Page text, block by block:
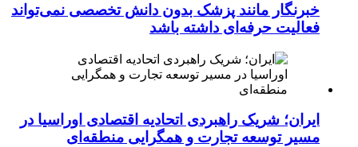
خبرنگار مانند پزشک بدون دانش تخصصی نمی‌تواند
فعالیت حرفه‌ای داشته باشد
ایران؛ شریک راهبردی اتحادیه اقتصادی اوراسیا در
مسیر توسعه تجارت و همگرایی منطقه‌ای